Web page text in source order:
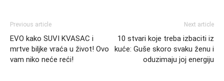
Previous article
EVO kako SUVI KVASAC i
mrtve biljke vraća u život! Ovo
vam niko neće reći!
Next article
10 stvari koje treba izbaciti iz
kuće: Guše skoro svaku ženu i
oduzimaju joj energiju